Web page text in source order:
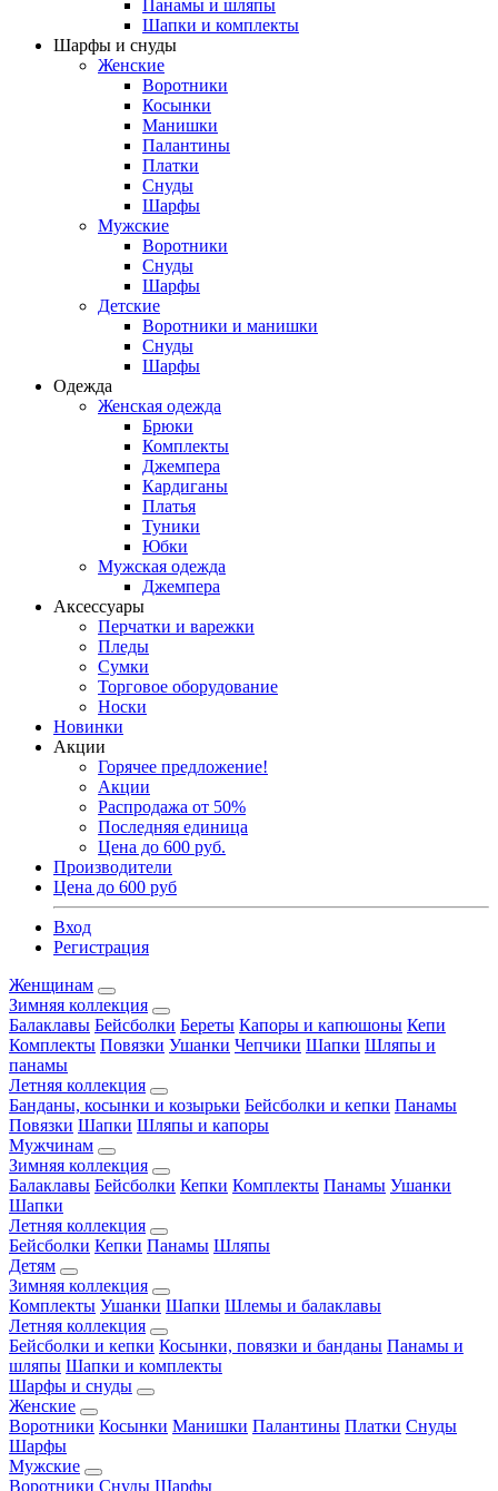
Панамы и шляпы
Шапки и комплекты
Шарфы и снуды
Женские
Воротники
Косынки
Манишки
Палантины
Платки
Снуды
Шарфы
Мужские
Воротники
Снуды
Шарфы
Детские
Воротники и манишки
Снуды
Шарфы
Одежда
Женская одежда
Брюки
Комплекты
Джемпера
Кардиганы
Платья
Туники
Юбки
Мужская одежда
Джемпера
Аксессуары
Перчатки и варежки
Пледы
Сумки
Торговое оборудование
Носки
Новинки
Акции
Горячее предложение!
Акции
Распродажа от 50%
Последняя единица
Цена до 600 руб.
Производители
Цена до 600 руб
Вход
Регистрация
Женщинам
Зимняя коллекция
Балаклавы Бейсболки Береты Капоры и капюшоны Кепи
Комплекты Повязки Ушанки Чепчики Шапки Шляпы и
панамы
Летняя коллекция
Банданы, косынки и козырьки Бейсболки и кепки Панамы
Повязки Шапки Шляпы и капоры
Мужчинам
Зимняя коллекция
Балаклавы Бейсболки Кепки Комплекты Панамы Ушанки
Шапки
Летняя коллекция
Бейсболки Кепки Панамы Шляпы
Детям
Зимняя коллекция
Комплекты Ушанки Шапки Шлемы и балаклавы
Летняя коллекция
Бейсболки и кепки Косынки, повязки и банданы Панамы и
шляпы Шапки и комплекты
Шарфы и снуды
Женские
Воротники Косынки Манишки Палантины Платки Снуды
Шарфы
Мужские
Воротники Снуды Шарфы